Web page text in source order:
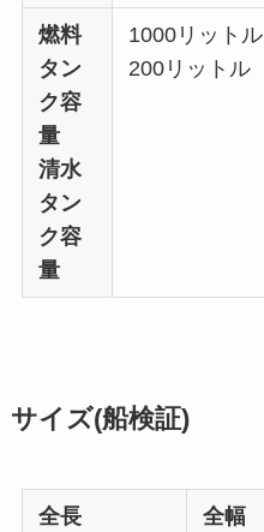
燃料
タン
ク容
量
清水
タン
ク容
量
1000リットル
200リットル
サイズ(船検証)
全長 全幅